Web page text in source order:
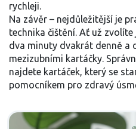
rychleji.
Na závěr – nejdůležitější je
technika čištění. Ať už
dva minuty dvakrát denně a
mezizubními kartáčky.
najdete kartáček, který se
pomocníkem pro zdravý